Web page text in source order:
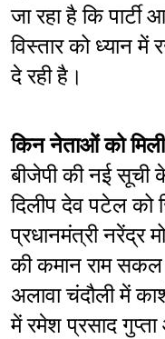
जा रहा है कि
विस्तार को ध्यान में
दे रही है।
किन नेताओं को मिली
बीजेपी की नई
दिलीप देव पटेल को
प्रधानमंत्री नरेंद्र
की कमान राम
अलावा चंदौली में
में रमेश प्रसाद